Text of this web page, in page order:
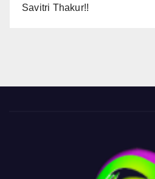
Savitri Thakur!!